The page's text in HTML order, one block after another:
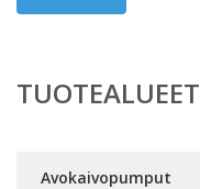
TUOTEALUEET
Avokaivopumput